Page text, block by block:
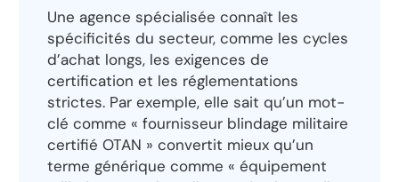
Une agence spécialisée connaît les
spécificités du secteur, comme les cycles
d’achat longs, les exigences de
certification et les réglementations
strictes. Par exemple, elle sait qu’un mot-
clé comme « fournisseur blindage militaire
certifié OTAN » convertit mieux qu’un
terme générique comme « équipement